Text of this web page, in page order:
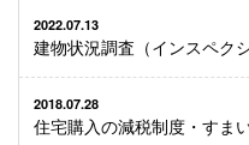
2022.07.13
建物状況調査（インスペクシ
2018.07.28
住宅購入の減税制度・すま